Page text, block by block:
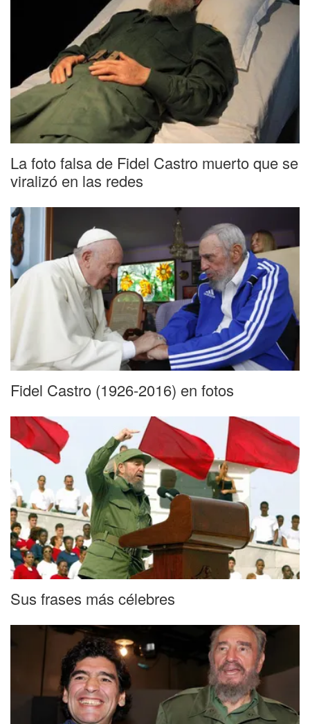
La foto falsa de Fidel Castro muerto que se
viralizó en las redes
Fidel Castro (1926-2016) en fotos
Sus frases más célebres